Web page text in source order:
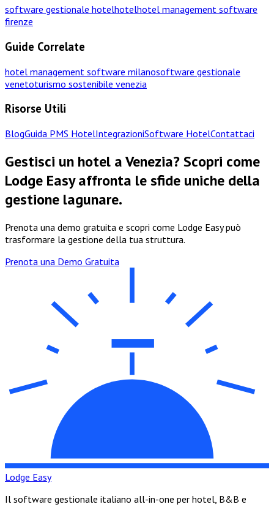
software gestionale hotelhotelhotel management software
firenze
Guide Correlate
hotel management software milanosoftware gestionale
venetoturismo sostenibile venezia
Risorse Utili
BlogGuida PMS HotelIntegrazioniSoftware HotelContattaci
Gestisci un hotel a Venezia? Scopri come
Lodge Easy affronta le sfide uniche della
gestione lagunare.
Prenota una demo gratuita e scopri come Lodge Easy può
trasformare la gestione della tua struttura.
Prenota una Demo Gratuita
Lodge Easy
Il software gestionale italiano all-in-one per hotel, B&B e